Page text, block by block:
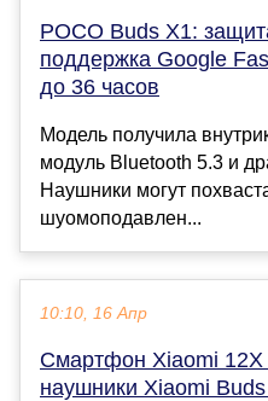
POCO Buds X1:
поддержка Google
до 36 часов
Модель получила
модуль Bluetooth 5.3 и
Наушники могут
шуомоподавлен...
10:10, 16 Апр
Смартфон Xiaomi
наушники Xiaomi